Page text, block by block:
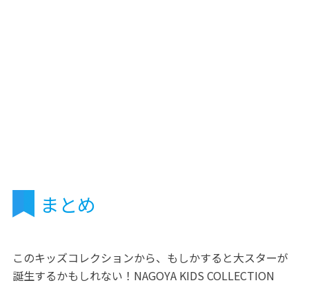
まとめ
このキッズコレクションから、もしかすると大スターが
誕生するかもしれない！NAGOYA KIDS COLLECTION